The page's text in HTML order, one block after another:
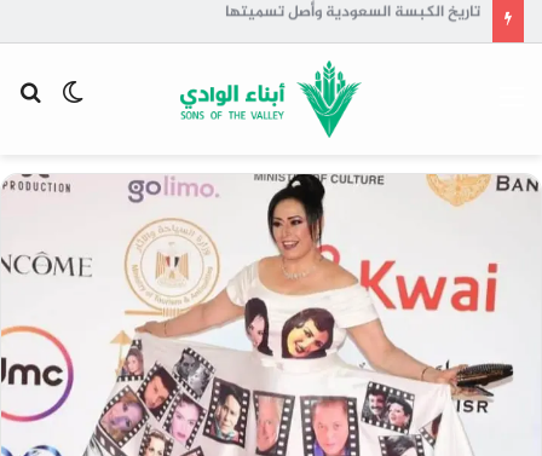
تاريخ الكبسة السعودية وأصل تسميتها
الوضع